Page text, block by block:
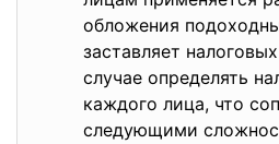
обложения
заставляет
случае определять
каждого лица, что
следующими